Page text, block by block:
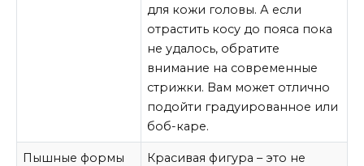
для кожи головы. А если
отрастить косу до пояса пока
не удалось, обратите
внимание на современные
стрижки. Вам может отлично
подойти градуированное или
боб-каре.
Пышные формы
Красивая фигура – это не